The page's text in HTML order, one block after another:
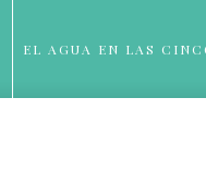
EL AGUA EN LAS